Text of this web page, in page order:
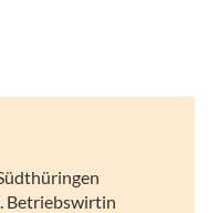
Betriebswirtin